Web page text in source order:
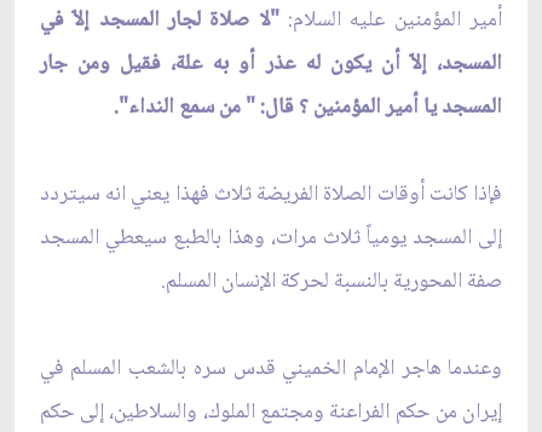
أمير المؤمنين عليه السلام:"لا صلاة لجار المسجد إلاّ في
المسجد، إلاّ أن يكون له عذر أو به علة، فقيل ومن جار
المسجد يا أمير المؤمنين ؟ قال: " من سمع النداء".
فإذا كانت أوقات الصلاة الفريضة ثلاث فهذا يعني انه سيتردد
إلى المسجد يومياً ثلاث مرات، وهذا بالطبع سيعطي المسجد
صفة المحورية بالنسبة لحركة الإنسان المسلم.
وعندما هاجر الإمام الخميني قدس سره بالشعب المسلم في
إيران من حكم الفراعنة ومجتمع الملوك، والسلاطين، إلى حكم